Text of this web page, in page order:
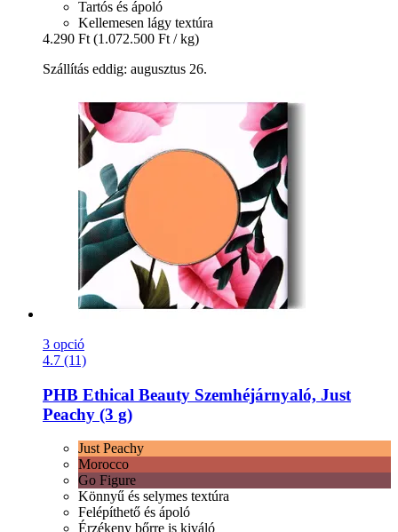
Tartós és ápoló
Kellemesen lágy textúra
4.290 Ft (1.072.500 Ft / kg)
Szállítás eddig: augusztus 26.
3 opció
4.7 (11)
PHB Ethical Beauty Szemhéjárnyaló, Just
Peachy (3 g)
Just Peachy
Morocco
Go Figure
Könnyű és selymes textúra
Felépíthető és ápoló
Érzékeny bőrre is kiváló